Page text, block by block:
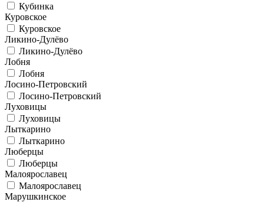
Кубинка
Куровское
Куровское
Ликино-Дулёво
Ликино-Дулёво
Лобня
Лобня
Лосино-Петровский
Лосино-Петровский
Луховицы
Луховицы
Лыткарино
Лыткарино
Люберцы
Люберцы
Малоярославец
Малоярославец
Марушкинское